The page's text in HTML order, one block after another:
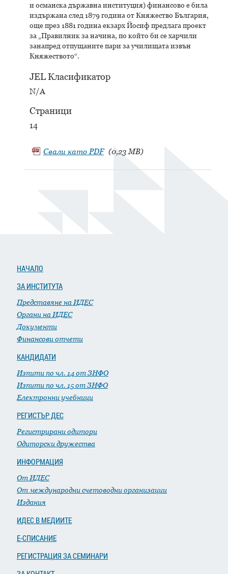
и османска държавна институция) финансово е била
издържана след 1879 година от Княжество България,
още през 1881 година екзарх Йосиф предлага проект
за „Правилник за начина, по който би се харчили
занапред отпущаните пари за училищата извън
Княжеството“.
JEL Класификатор
N/A
Страници
14
Свали като PDF (0,23 MB)
НАЧАЛО
ЗА ИНСТИТУТА
Представяне на ИДЕС
Органи на ИДЕС
Документи
Финансови отчети
КАНДИДАТИ
Изпити по чл. 14 от ЗНФО
Изпити по чл. 15 от ЗНФО
Електронни учебници
РЕГИСТЪР ДЕС
Регистрирани одитори
Одиторски дружества
ИНФОРМАЦИЯ
От ИДЕС
От международни счетоводни организации
Издания
ИДЕС В МЕДИИТЕ
Е-СПИСАНИЕ
РЕГИСТРАЦИЯ ЗА СЕМИНАРИ